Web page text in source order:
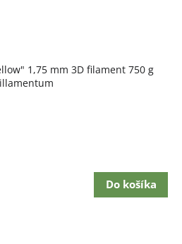
1,75 mm 3D filament 750 g
Do košíka